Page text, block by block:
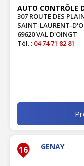
AUTO CONTRÔLE
307 ROUTE DES
SAINT-LAURENT-
69620 VAL D'OINGT
Tél. : 04 74 71 82 81
16 GENAY